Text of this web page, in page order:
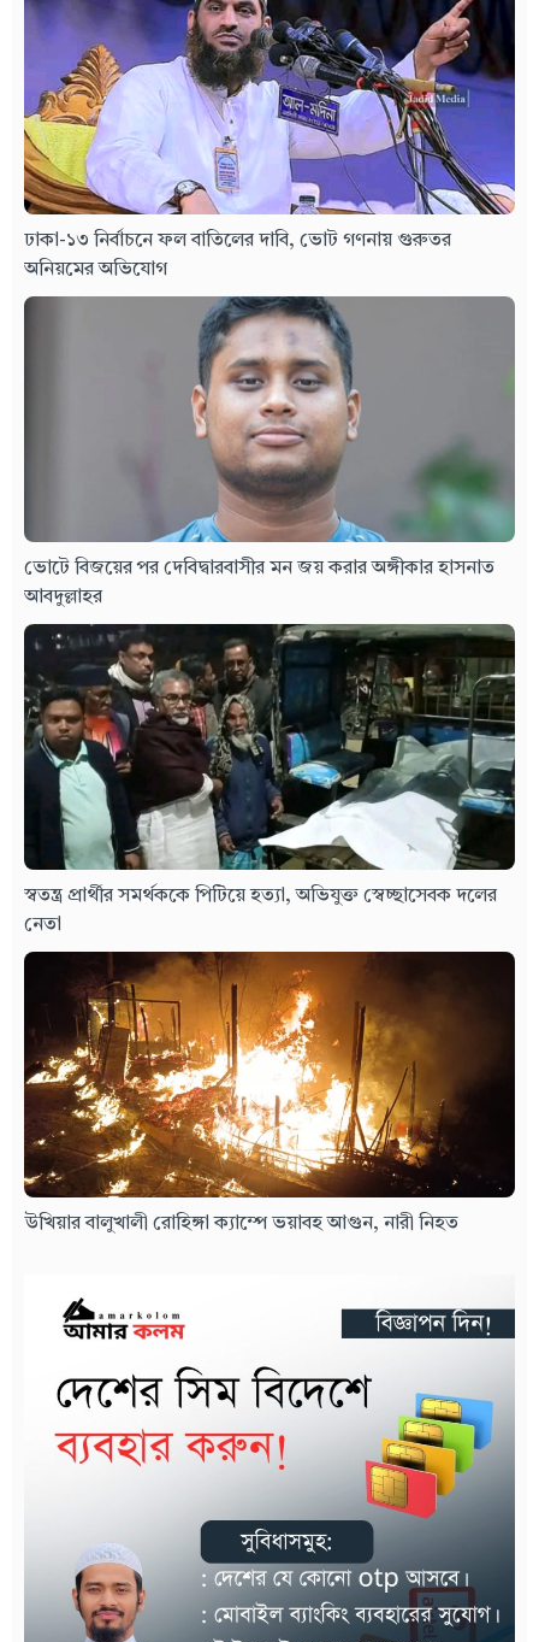
ঢাকা-১৩ নির্বাচনে ফল বাতিলের দাবি, ভোট গণনায় গুরুতর
অনিয়মের অভিযোগ
ভোটে বিজয়ের পর দেবিদ্বারবাসীর মন জয় করার অঙ্গীকার হাসনাত
আবদুল্লাহর
স্বতন্ত্র প্রার্থীর সমর্থককে পিটিয়ে হত্যা, অভিযুক্ত স্বেচ্ছাসেবক দলের
নেতা
উখিয়ার বালুখালী রোহিঙ্গা ক্যাম্পে ভয়াবহ আগুন, নারী নিহত